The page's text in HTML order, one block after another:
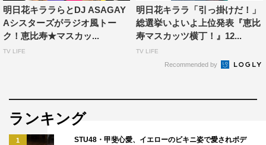
明日花キララ
明日花キララらとDJ ASAGAY
Aシスターズがラジオ風トー
ク！恵比寿★マスカッ...
TV LIFE
明日花キララ「引っ掛けだ！」
総選挙いよいよ上位発表『恵比
寿マスカッツ横丁！』12...
TV LIFE
Recommended by
ランキング
1
STU48・甲斐心愛、イエローのビキニ姿で愛されボデ